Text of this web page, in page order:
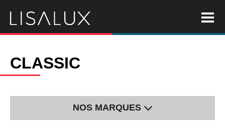
CLASSIC
NOS MARQUES